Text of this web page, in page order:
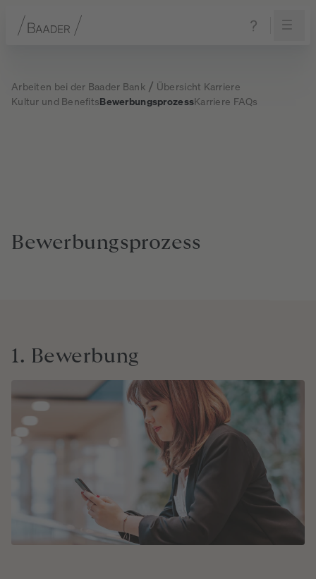
Arbeiten bei der Baader Bank
Übersicht Karriere
Kultur und BenefitsBewerbungsprozessKarriere FAQs
Bewerbungsprozess
1. Bewerbung